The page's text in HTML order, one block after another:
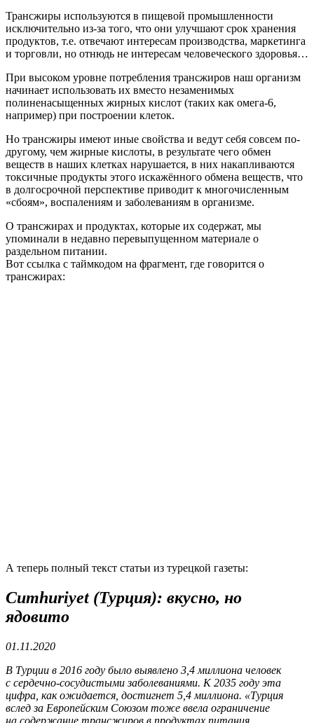
Трансжиры используются в пищевой промышленности
исключительно из-за того, что они улучшают срок хранения
продуктов, т.е. отвечают интересам производства, маркетинга
и торговли, но отнюдь не интересам человеческого здоровья…
При высоком уровне потребления трансжиров наш организм
начинает использовать их вместо незаменимых
полиненасыщенных жирных кислот (таких как омега-6,
например) при построении клеток.
Но трансжиры имеют иные свойства и ведут себя совсем по-
другому, чем жирные кислоты, в результате чего обмен
веществ в наших клетках нарушается, в них накапливаются
токсичные продукты этого искажённого обмена веществ, что
в долгосрочной перспективе приводит к многочисленным
«сбоям», воспалениям и заболеваниям в организме.
О трансжирах и продуктах, которые их содержат, мы
упоминали в недавно перевыпущенном материале о
раздельном питании.
Вот ссылка с таймкодом на фрагмент, где говорится о
трансжирах:
А теперь полный текст статьи из турецкой газеты:
Cumhuriyet (Турция): вкусно, но
ядовито
01.11.2020
В Турции в 2016 году было выявлено 3,4 миллиона человек
с сердечно-сосудистыми заболеваниями. К 2035 году эта
цифра, как ожидается, достигнет 5,4 миллиона. «Турция
вслед за Европейским Союзом тоже ввела ограничение
на содержание трансжиров в продуктах питания,